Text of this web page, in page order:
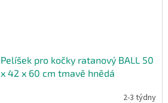
Pelíšek pro kočky ratanový BALL 50
x 42 x 60 cm tmavě hnědá
2-3 týdny